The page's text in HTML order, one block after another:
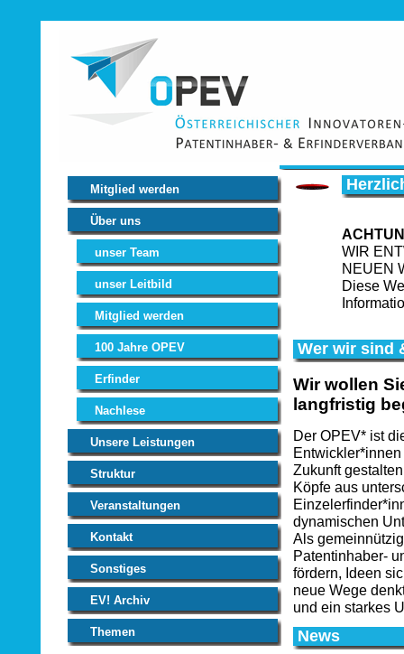
Mitglied werden
Über uns
unser Team
unser Leitbild
Mitglied werden
100 Jahre OPEV
Erfinder
Nachlese
Unsere Leistungen
Struktur
Veranstaltungen
Kontakt
Sonstiges
EV! Archiv
Themen
WIR
NEUEN
Diese
Wer wir sind
Wir wollen
langfristig
Der OPEV* ist
Zukunft
Köpfe aus
dynamischen
Als
Patentinhaber-
fördern, Ideen
neue Wege
und ein starkes
News